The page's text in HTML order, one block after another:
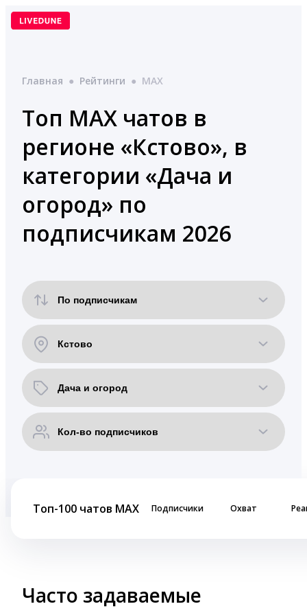
Перейти
Главная ● Рейтинги ● MAX
Топ MAX чатов в
регионе «Кстово», в
категории «Дача и
огород» по
подписчикам 2026
Топ-100 чатов MAX Подписчики Охват
Часто задаваемые